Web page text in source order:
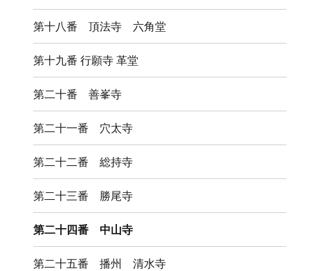
第十八番 頂法寺 六角堂
第十九番 行願寺 革堂
第二十番 善峯寺
第二十一番 穴太寺
第二十二番 総持寺
第二十三番 勝尾寺
第二十四番 中山寺
第二十五番 播州 清水寺